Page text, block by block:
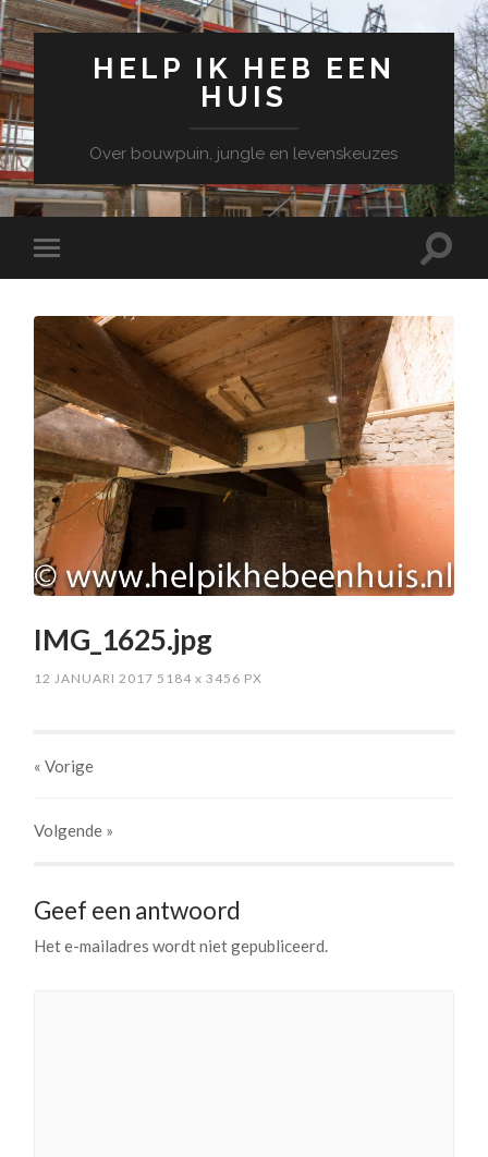
HELP IK HEB EEN
HUIS
Over bouwpuin, jungle en levenskeuzes
IMG_1625.jpg
12 JANUARI 2017 5184x 3456 PX
« Vorige
Volgende »
Geef een antwoord
Het e-mailadres wordt niet gepubliceerd.